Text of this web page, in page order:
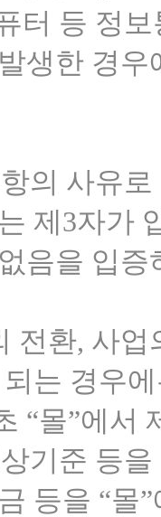
터 등 정
생한 경
의 사유
제3자가
음을 입
환, 사업
는 경우
“몰”에서
기준 등
등을 “몰